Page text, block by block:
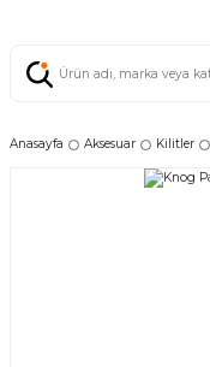
Anasayfa Aksesuar Kilitler